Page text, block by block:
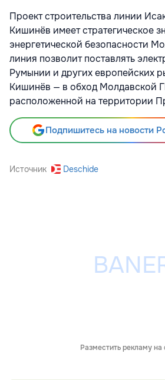
Проект строительства линии
Кишинёв имеет стратегическое
энергетической безопасности
линия позволит поставлять
Румынии и других европейских
Кишинёв — в обход Молдавской
расположенной на территории
Подпишитесь на новости
Источник Deschide
Разместить рекламу на